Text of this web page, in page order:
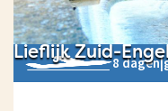
Lieflijk Zuid-
8 dagen|